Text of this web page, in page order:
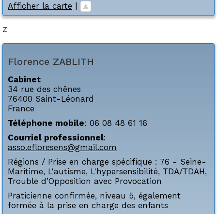
Afficher la carte |
Z
Florence ZABLITH
Cabinet
34 rue des chênes
76400 Saint-Léonard
France
Téléphone mobile: 06 08 48 61 16
Courriel professionnel:
asso.efloresens@gmail.com
Régions / Prise en charge spécifique : 76 - Seine-
Maritime, L'autisme, L'hypersensibilité, TDA/TDAH,
Trouble d’Opposition avec Provocation
Praticienne confirmée, niveau 5, également
formée à la prise en charge des enfants